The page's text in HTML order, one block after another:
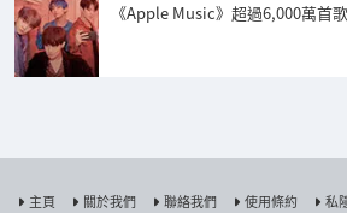
《Apple Music》超過6,000萬首
主頁 關於我們 聯絡我們 使用條約 私